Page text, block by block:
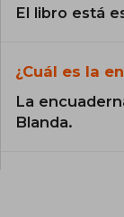
El libro está
¿Cuál es la
La
Blanda.